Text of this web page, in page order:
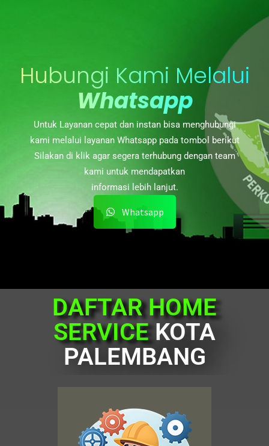
Hubungi Kami Melalui
Whatsapp
Untuk Layanan cepat dan instan bisa menghubungi
kami melalui layanan Whatsapp pada tombol berikut
Silakan di klik agar segera terhubung dengan team
kami untuk mendapatkan
informasi lebih lanjut.
Whatsapp
DAFTAR HOME
SERVICEKOTA
PALEMBANG